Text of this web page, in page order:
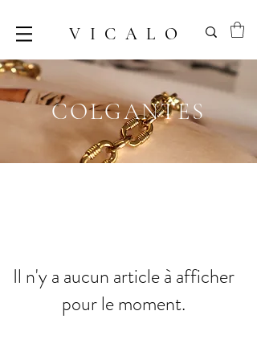
VICALO
COLGANTES
Il n'y a aucun article à afficher
pour le moment.